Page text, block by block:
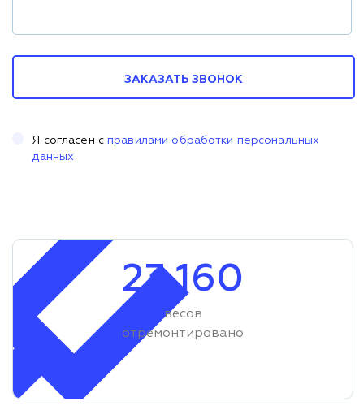
ЗАКАЗАТЬ ЗВОНОК
Я согласен с правилами обработки персональных
данных
23 160
весов
отремонтировано